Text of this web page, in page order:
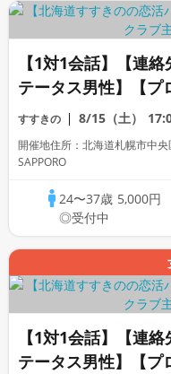
【1対1会話】【連
テータス男性】【プ
ップリングなし】初
方も安心です◇プラ
クラブ
すすきの 8/15（土）
開催地住所：北海道札幌市中
SAPPORO
24〜37歳 5,000円
◎受付中
【1対1会話】【連
テータス男性】【プ